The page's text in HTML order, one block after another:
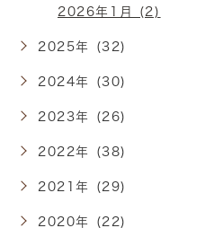
2026年1月 (2)
2025年 (32)
2024年 (30)
2023年 (26)
2022年 (38)
2021年 (29)
2020年 (22)